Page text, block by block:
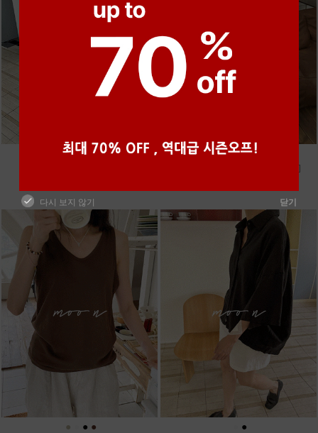
● ● ●
m_샤벳 스트링 원피스 [2차 재입고]
● ● ● ●
다시 보지 않기 닫기